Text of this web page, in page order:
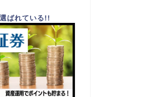
ばれている!!